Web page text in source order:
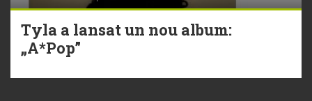
Tyla a lansat un nou album:
„A*Pop”